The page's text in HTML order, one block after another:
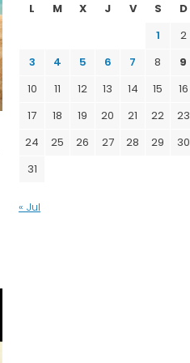
L
M X J V S
D
1
2
3
4 5 6 7 8
9
10
11 12 13 14 15
16
17
18 19 20 21 22
23
24
25 26 27 28 29
30
31
« Jul